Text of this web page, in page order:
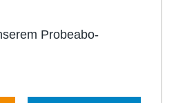
Probeabo-